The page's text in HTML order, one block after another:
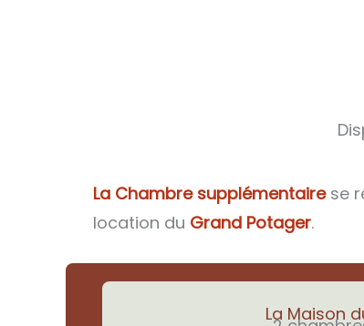
La Chambre supplémentaire se
location du Grand Potager.
La Maison